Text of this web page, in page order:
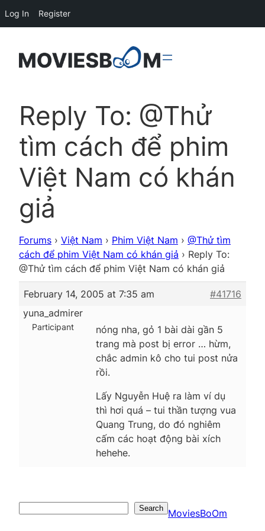
Reply To: @Thử
tìm cách để phim
Việt Nam có khán
giả
Forums › Việt Nam › Phim Việt Nam › @Thử tìm
cách để phim Việt Nam có khán giả › Reply To:
@Thử tìm cách để phim Việt Nam có khán giả
February 14, 2005 at 7:35 am
#41716
yuna_admirer
Participant
nóng nha, gỏ 1 bài dài gần 5
trang mà post bị error … hừm,
chắc admin kô cho tui post nửa
rồi.
Lấy Nguyễn Huệ ra làm ví dụ
thì hơi quá – tui thần tượng vua
Quang Trung, do đó nghiêm
cấm các hoạt động bài xích
hehehe.
Search MoviesBoOm
Log In Register